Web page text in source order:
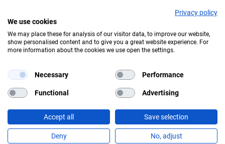
Aktuelles Wetter:
Navigation
überspringen
Informationen
Öffnungszeiten
Saisonkarten
Besuch mit Beeinträchtigungen
Veranstaltungen
Spenden
Barrierefreiheit
Tiere und Park
Tierlexikon
Privacy policy
We use cookies
We may place these for analysis of our visitor data, to improve our website,
show personalised content and to give you a great website experience. For
more information about the cookies we use open the settings.
Necessary Performance
Functional Advertising
Accept all Save selection
Deny No, adjust